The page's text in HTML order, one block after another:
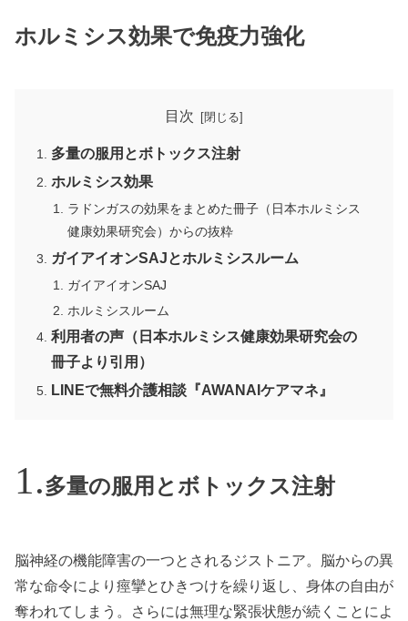
ホルミシス効果で免疫力強化
目次
多量の服用とボトックス注射
ホルミシス効果
ラドンガスの効果をまとめた冊子（日本ホルミシス
健康効果研究会）からの抜粋
ガイアイオンSAJとホルミシスルーム
ガイアイオンSAJ
ホルミシスルーム
利用者の声（日本ホルミシス健康効果研究会の
冊子より引用）
LINEで無料介護相談『AWANAIケアマネ』
多量の服用とボトックス注射
脳神経の機能障害の一つとされるジストニア。脳からの異
常な命令により痙攣とひきつけを繰り返し、身体の自由が
奪われてしまう。さらには無理な緊張状態が続くことによ